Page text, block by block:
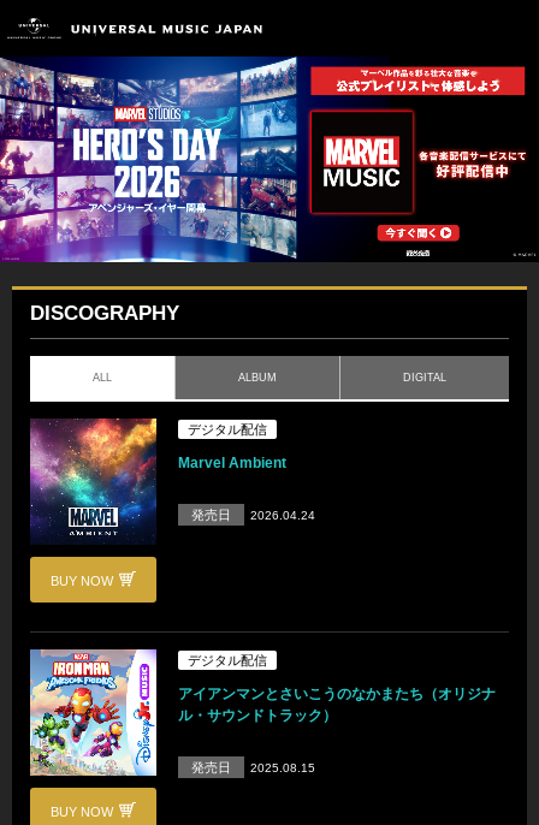
DISCOGRAPHY
ALL ALBUM DIGITAL
BUY NOW
デジタル配信
Marvel Ambient
発売日 2026.04.24
BUY NOW
デジタル配信
アイアンマンとさいこうのなかまたち（オリジナ
ル・サウンドトラック）
発売日 2025.08.15